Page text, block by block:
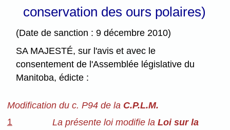
conservation des ours polaires)
(Date de sanction : 9 décembre 2010)
SA MAJESTÉ, sur l'avis et avec le
consentement de l'Assemblée législative du
Manitoba, édicte :
Modification du c. P94 de la C.P.L.M.
1
La présente loi modifie la Loi sur la